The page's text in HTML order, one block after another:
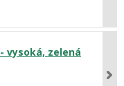
vysoká, zelená